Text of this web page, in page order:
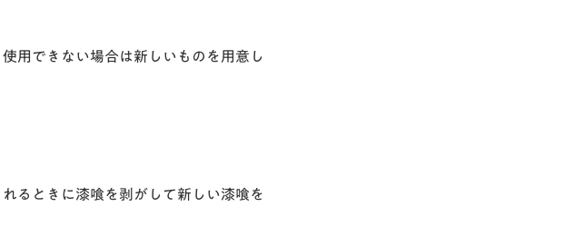
用できない場合は新しいものを用意し
るときに漆喰を剥がして新しい漆喰を